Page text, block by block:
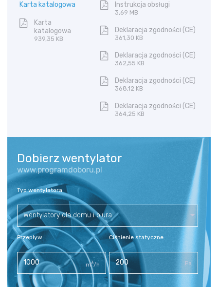
Karta katalogowa
Karta
katalogowa
939,35 KB
Instrukcja obsługi
3,69 MB
Deklaracja zgodności (CE)
361,30 KB
Deklaracja zgodności (CE)
362,55 KB
Deklaracja zgodności (CE)
368,12 KB
Deklaracja zgodności (CE)
364,25 KB
Dobierz wentylator
www.programdoboru.pl
Typ wentylatora
Wentylatory dla domu i biura
Przepływ
m3/h
Ciśnienie statyczne
Pa